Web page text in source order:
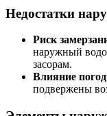
Недостатки
Риск
наружный
засорам.
Влияние
подвержены